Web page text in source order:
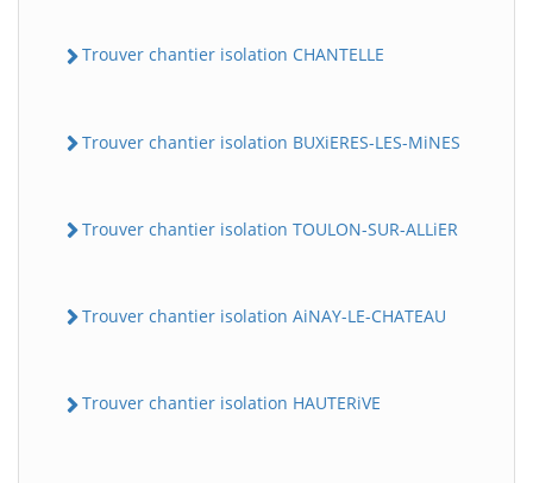
Trouver chantier isolation CHANTELLE
Trouver chantier isolation BUXiERES-LES-MiNES
Trouver chantier isolation TOULON-SUR-ALLiER
Trouver chantier isolation AiNAY-LE-CHATEAU
Trouver chantier isolation HAUTERiVE